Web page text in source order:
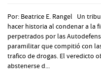
Por: Beatrice E. Rangel Un
hacer historia al condenar a la
perpetrados por las
paramilitar que compitió con
trafico de drogas. El veredicto
abstenerse d...